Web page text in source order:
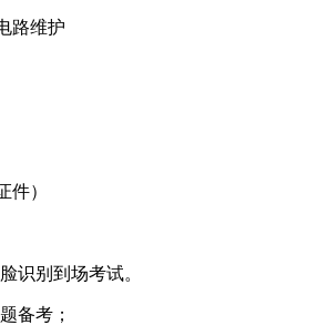
路维护
）
识别到场考试。
备考；